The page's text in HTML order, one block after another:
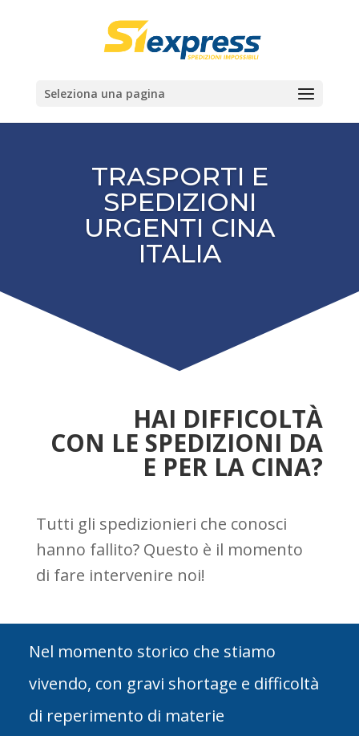
Seleziona una pagina
TRASPORTI E
SPEDIZIONI
URGENTI CINA
ITALIA
HAI DIFFICOLTÀ
CON LE SPEDIZIONI DA
E PER LA CINA?
Tutti gli spedizionieri che conosci
hanno fallito? Questo è il momento
di fare intervenire noi!
Nel momento storico che stiamo
vivendo, con gravi shortage e difficoltà
di reperimento di materie